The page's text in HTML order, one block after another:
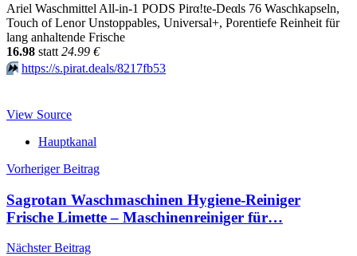
Ariel Waschmittel All-in-1 PODS Pirα!tе-Dеαls 76 Waschkapseln,
Touch of Lenor Unstoppables, Universal+, Porentiefe Reinheit für
lang anhaltende Frische
16.98 statt 24.99 €
⏩️ https://s.pirat.deals/8217fb53
View Source
Hauptkanal
Beitragsnavigation
Vorheriger Beitrag
Sagrotan Waschmaschinen Hygiene-Reiniger
Frische Limette – Maschinenreiniger für…
Nächster Beitrag